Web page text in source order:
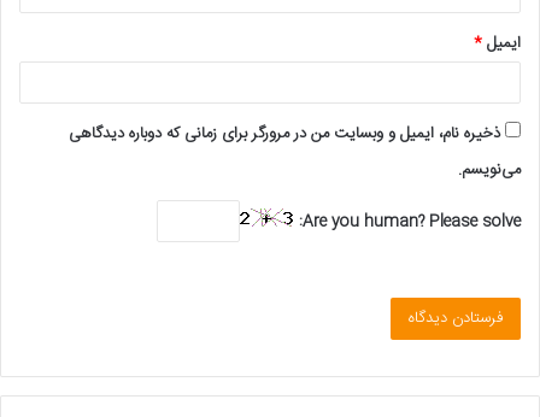
ایمیل*
ذخیره نام، ایمیل و وبسایت من در مرورگر برای زمانی که دوباره دیدگاهی
می‌نویسم.
Are you human? Please solve: